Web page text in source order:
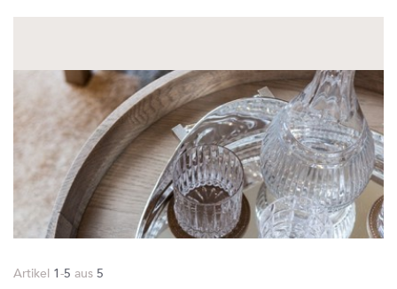
Artikel 1-5 aus 5